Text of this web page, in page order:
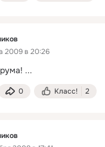
2009 в 20:26
...
0 Класс! 2